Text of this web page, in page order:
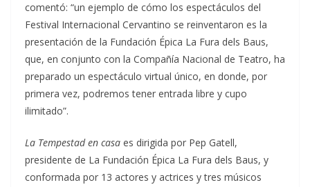
comentó: “un ejemplo de cómo los espectáculos del
Festival Internacional Cervantino se reinventaron es la
presentación de la Fundación Épica La Fura dels Baus,
que, en conjunto con la Compañía Nacional de Teatro, ha
preparado un espectáculo virtual único, en donde, por
primera vez, podremos tener entrada libre y cupo
ilimitado”.
La Tempestad en casa es dirigida por Pep Gatell,
presidente de La Fundación Épica La Fura dels Baus, y
conformada por 13 actores y actrices y tres músicos